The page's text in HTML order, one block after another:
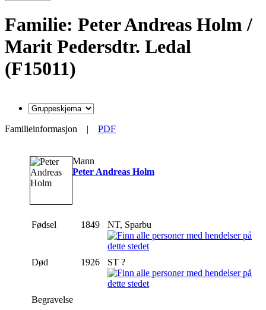
Familie: Peter Andreas Holm /
Marit Pedersdtr. Ledal
(F15011)
Familieinformasjon | PDF
Mann
Peter Andreas Holm
Fødsel 1849 NT, Sparbu
Død 1926 ST ?
Begravelse